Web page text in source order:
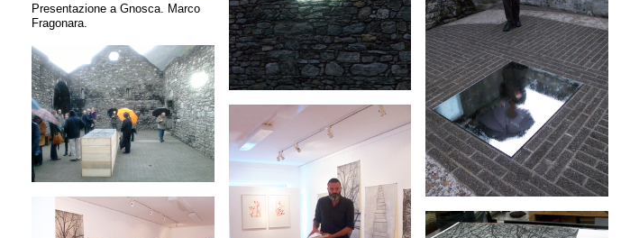
Presentazione a Gnosca. Marco
Fragonara.